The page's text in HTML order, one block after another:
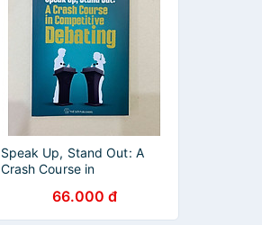
Speak Up, Stand Out: A
Crash Course in
66.000 đ